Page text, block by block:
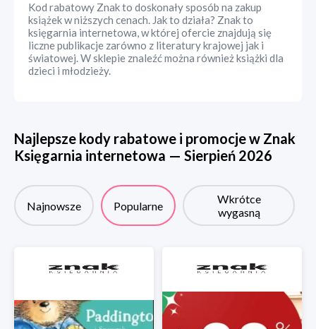
Kod rabatowy Znak to doskonały sposób na zakup
książek w niższych cenach. Jak to działa? Znak to
księgarnia internetowa, w której ofercie znajdują się
liczne publikacje zarówno z literatury krajowej jak i
światowej. W sklepie znaleźć można również książki dla
dzieci i młodzieży.
Najlepsze kody rabatowe i promocje w Znak
Księgarnia internetowa — Sierpień 2026
Najnowsze Popularne
Wkrótce
wygasną